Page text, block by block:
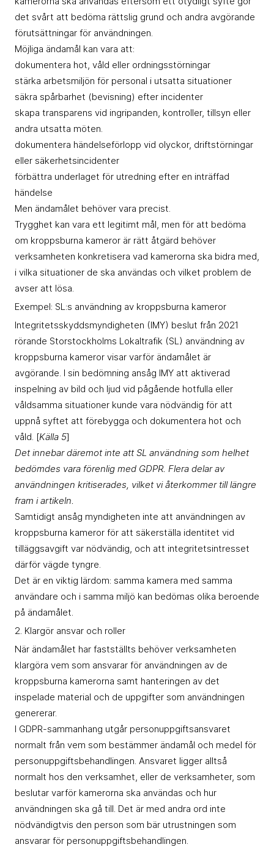
det svårt att bedöma rättslig grund och andra avgörande
förutsättningar för användningen.
Möjliga ändamål kan vara att:
dokumentera hot, våld eller ordningsstörningar
stärka arbetsmiljön för personal i utsatta situationer
säkra spårbarhet (bevisning) efter incidenter
skapa transparens vid ingripanden, kontroller, tillsyn eller
andra utsatta möten.
dokumentera händelseförlopp vid olyckor, driftstörningar
eller säkerhetsincidenter
förbättra underlaget för utredning efter en inträffad
händelse
Men ändamålet behöver vara precist.
Trygghet kan vara ett legitimt mål, men för att bedöma
om kroppsburna kameror är rätt åtgärd behöver
verksamheten konkretisera vad kamerorna ska bidra med,
i vilka situationer de ska användas och vilket problem de
avser att lösa.
Exempel: SL:s användning av kroppsburna kameror
Integritetsskyddsmyndigheten (IMY) beslut från 2021
rörande Storstockholms Lokaltrafik (SL) användning av
kroppsburna kameror visar varför ändamålet är
avgörande. I sin bedömning ansåg IMY att aktiverad
inspelning av bild och ljud vid pågående hotfulla eller
våldsamma situationer kunde vara nödvändig för att
uppnå syftet att förebygga och dokumentera hot och
våld. [Källa 5]
Det innebar däremot inte att SL användning som helhet
bedömdes vara förenlig med GDPR. Flera delar av
användningen kritiserades, vilket vi återkommer till längre
fram i artikeln.
Samtidigt ansåg myndigheten inte att användningen av
kroppsburna kameror för att säkerställa identitet vid
tilläggsavgift var nödvändig, och att integritetsintresset
därför vägde tyngre.
Det är en viktig lärdom: samma kamera med samma
användare och i samma miljö kan bedömas olika beroende
på ändamålet.
2. Klargör ansvar och roller
När ändamålet har fastställts behöver verksamheten
klargöra vem som ansvarar för användningen av de
kroppsburna kamerorna samt hanteringen av det
inspelade material och de uppgifter som användningen
genererar.
I GDPR-sammanhang utgår personuppgiftsansvaret
normalt från vem som bestämmer ändamål och medel för
personuppgiftsbehandlingen. Ansvaret ligger alltså
normalt hos den verksamhet, eller de verksamheter, som
beslutar varför kamerorna ska användas och hur
användningen ska gå till. Det är med andra ord inte
nödvändigtvis den person som bär utrustningen som
ansvarar för personuppgiftsbehandlingen.